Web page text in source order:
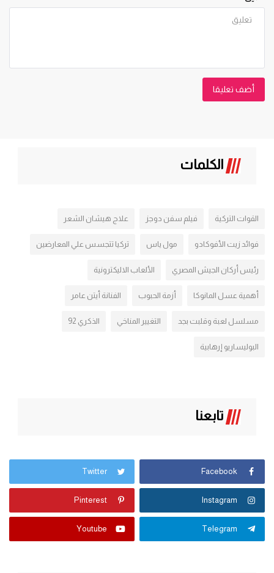
أضف تعليقا
الكلمات
القوات التركية فيلم سفن دوجز علاج هيشان الشعر
فوائد زيت الأفوكادو مول ياس تركيا تتجسس علي المعارضين
رئيس أركان الجيش المصري الألعاب الاليكترونية
أهمية عسل المانوكا أزمة الحبوب الفنانة أيتن عامر
مسلسل لعبة وقلبت بجد التغيير المناخي الذكري 92
البوليساريو إرهابية
تابعنا
Facebook
Twitter
Instagram
Pinterest
Telegram
Youtube